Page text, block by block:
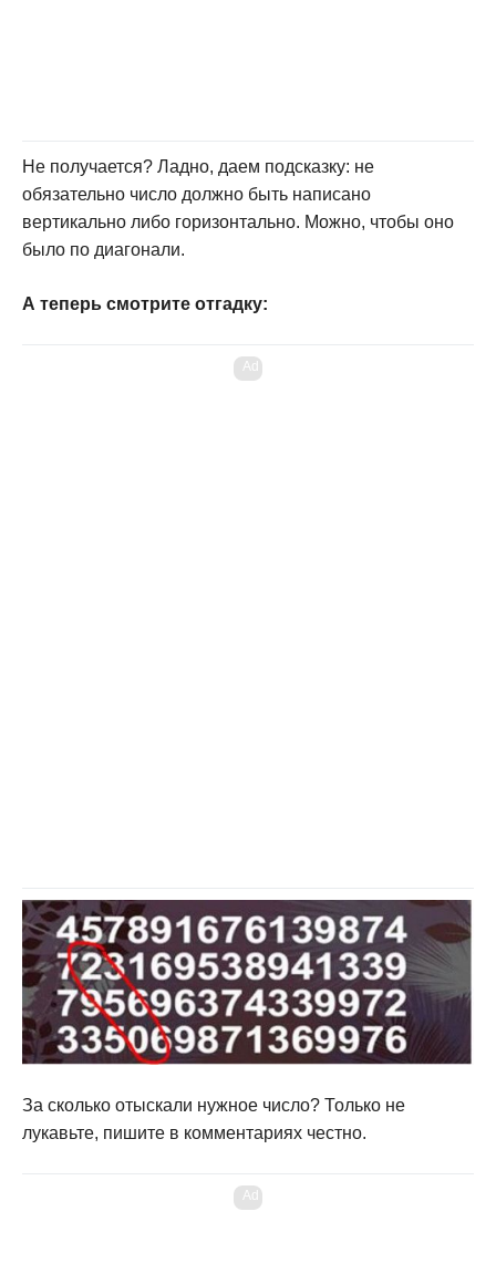
Не получается? Ладно, даем подсказку: не
обязательно число должно быть написано
вертикально либо горизонтально. Можно, чтобы оно
было по диагонали.
А теперь смотрите отгадку:
Ad
За сколько отыскали нужное число? Только не
лукавьте, пишите в комментариях честно.
Ad